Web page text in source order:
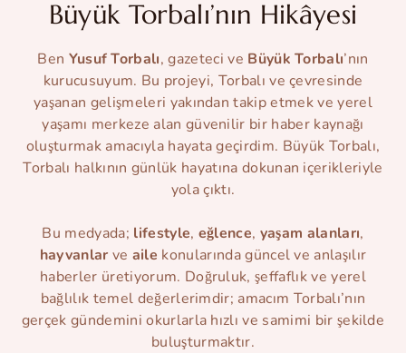
Büyük Torbalı’nın Hikâyesi
Ben Yusuf Torbalı, gazeteci ve Büyük Torbalı’nın
kurucusuyum. Bu projeyi, Torbalı ve çevresinde
yaşanan gelişmeleri yakından takip etmek ve yerel
yaşamı merkeze alan güvenilir bir haber kaynağı
oluşturmak amacıyla hayata geçirdim. Büyük Torbalı,
Torbalı halkının günlük hayatına dokunan içerikleriyle
yola çıktı.
Bu medyada; lifestyle, eğlence, yaşam alanları,
hayvanlar ve aile konularında güncel ve anlaşılır
haberler üretiyorum. Doğruluk, şeffaflık ve yerel
bağlılık temel değerlerimdir; amacım Torbalı’nın
gerçek gündemini okurlarla hızlı ve samimi bir şekilde
buluşturmaktır.